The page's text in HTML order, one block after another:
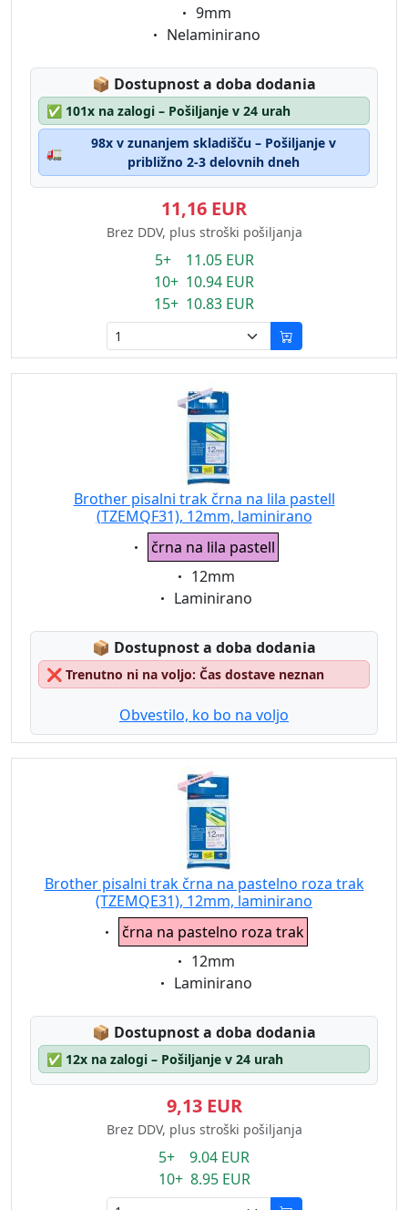
Eigenschaft:
9mm
Eigenschaft:
Nelaminirano
📦 Lagerstatus:
Dostupnost a doba dodania
✅ 101x na zalogi – Pošiljanje v 24 urah
🚛
98x v zunanjem skladišču – Pošiljanje v
približno 2-3 delovnih dneh
11,16 EUR
Brez DDV, plus stroški pošiljanja
5+ 11.05 EUR
10+ 10.94 EUR
15+ 10.83 EUR
Brother pisalni trak črna na lila pastell
(TZEMQF31), 12mm, laminirano
Eigenschaft:
črna na lila pastell
Eigenschaft:
12mm
Eigenschaft:
Laminirano
📦 Lagerstatus:
Dostupnost a doba dodania
❌ Trenutno ni na voljo: Čas dostave neznan
Obvestilo, ko bo na voljo
Brother pisalni trak črna na pastelno roza trak
(TZEMQE31), 12mm, laminirano
Eigenschaft:
črna na pastelno roza trak
Eigenschaft:
12mm
Eigenschaft:
Laminirano
📦 Lagerstatus:
Dostupnost a doba dodania
✅ 12x na zalogi – Pošiljanje v 24 urah
9,13 EUR
Brez DDV, plus stroški pošiljanja
5+ 9.04 EUR
10+ 8.95 EUR